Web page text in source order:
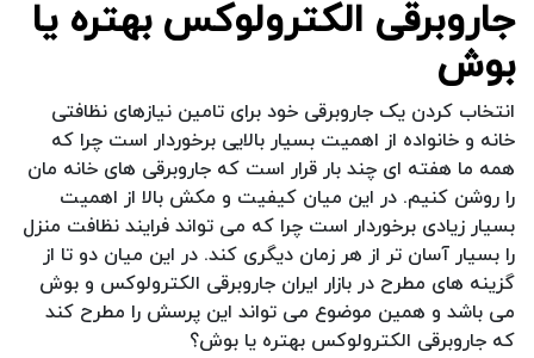
جاروبرقی الکترولوکس بهتره یا
بوش
انتخاب کردن یک جاروبرقی خود برای تامین نیازهای نظافتی
خانه و خانواده از اهمیت بسیار بالایی برخوردار است چرا که
همه ما هفته ای چند بار قرار است که جاروبرقی های خانه مان
را روشن کنیم. در این میان کیفیت و مکش بالا از اهمیت
بسیار زیادی برخوردار است چرا که می تواند فرایند نظافت منزل
را بسیار آسان تر از هر زمان دیگری کند. در این میان دو تا از
گزینه های مطرح در بازار ایران جاروبرقی الکترولوکس و بوش
می باشد و همین موضوع می تواند این پرسش را مطرح کند
که جاروبرقی الکترولوکس بهتره یا بوش؟